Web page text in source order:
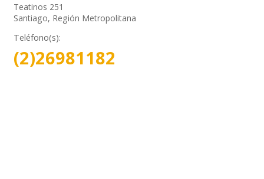
Teatinos 251
Santiago, Región Metropolitana
Teléfono(s):
(2)26981182